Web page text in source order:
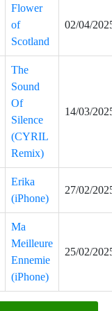
Flower
of
Scotland
02/04/
The
Sound
Of
Silence
(CYRIL
Remix)
14/03/
Erika
(iPhone)
27/02/
Ma
Meilleure
Ennemie
(iPhone)
25/02/